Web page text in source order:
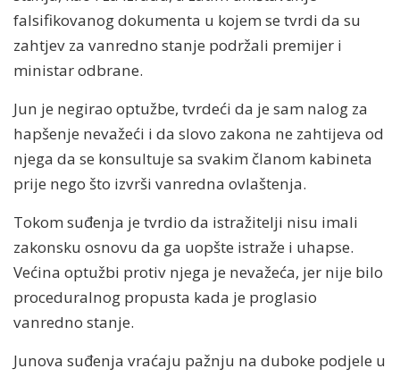
falsifikovanog dokumenta u kojem se tvrdi da su
zahtjev za vanredno stanje podržali premijer i
ministar odbrane.
Jun je negirao optužbe, tvrdeći da je sam nalog za
hapšenje nevažeći i da slovo zakona ne zahtijeva od
njega da se konsultuje sa svakim članom kabineta
prije nego što izvrši vanredna ovlaštenja.
Tokom suđenja je tvrdio da istražitelji nisu imali
zakonsku osnovu da ga uopšte istraže i uhapse.
Većina optužbi protiv njega je nevažeća, jer nije bilo
proceduralnog propusta kada je proglasio
vanredno stanje.
Junova suđenja vraćaju pažnju na duboke podjele u